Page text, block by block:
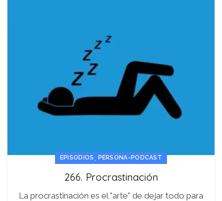
EPISODIOS PERSONA-PODCAST
266. Procrastinación
La procrastinación es el "arte" de dejar todo para